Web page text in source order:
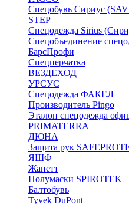
Спецобувь Сириус
STEP
Спецодежда Sirius
Спецобъединение
БарсПрофи
Спецперчатка
ВЕЗДЕХОД
УРСУС
Спецодежда ФАКЕЛ
Производитель Pingo
Эталон спецодежда
PRIMATERRA
ДЮНА
Защита рук
ЯШФ
Жанетт
Полумаски SPIROTEK
Балтобувь
Tyvek DuPont